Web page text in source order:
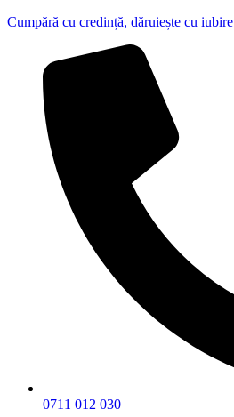
Cumpără cu credință, dăruiește cu iubire
0711 012 030